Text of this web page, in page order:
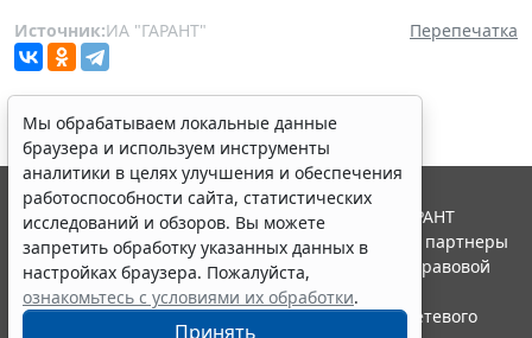
Источник:ИА "ГАРАНТ" Перепечатка
Мы обрабатываем локальные данные
браузера и используем инструменты
аналитики в целях улучшения и обеспечения
работоспособности сайта, статистических
исследований и обзоров. Вы можете
запретить обработку указанных данных в
настройках браузера. Пожалуйста,
ознакомьтесь с условиями их обработки.
Принять
© ООО "НПП "ГАРАНТ-СЕРВИС", 2026. Система ГАРАНТ
выпускается с 1990 года. Компания "Гарант" и ее партнеры
являются участниками Российской ассоциации правовой
информации ГАРАНТ.
Портал ГАРАНТ.РУ зарегистрирован в качестве сетевого